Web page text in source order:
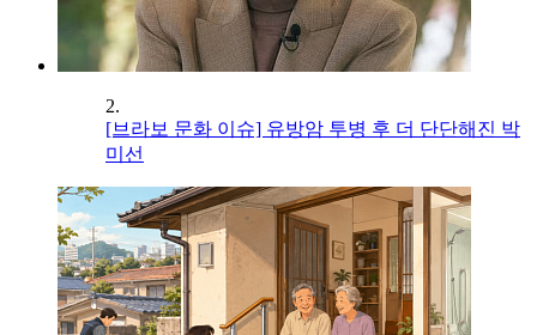
2.
[브라보 문화 이슈] 유방암 투병 후 더 단단해진 박
미선